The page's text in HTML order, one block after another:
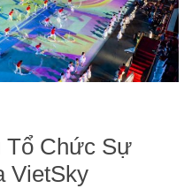
Tổ Chức Sự
VietSky